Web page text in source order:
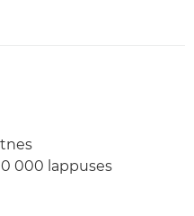
000 lappuses